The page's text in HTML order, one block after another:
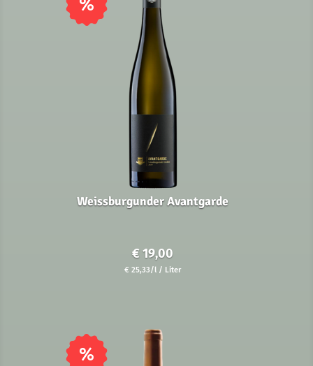
%
Weissburgunder Avantgarde
€19,00
€ 25,33/l / Liter
%